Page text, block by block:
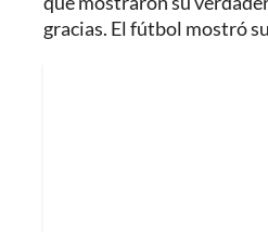
gracias. El fútbol mostró